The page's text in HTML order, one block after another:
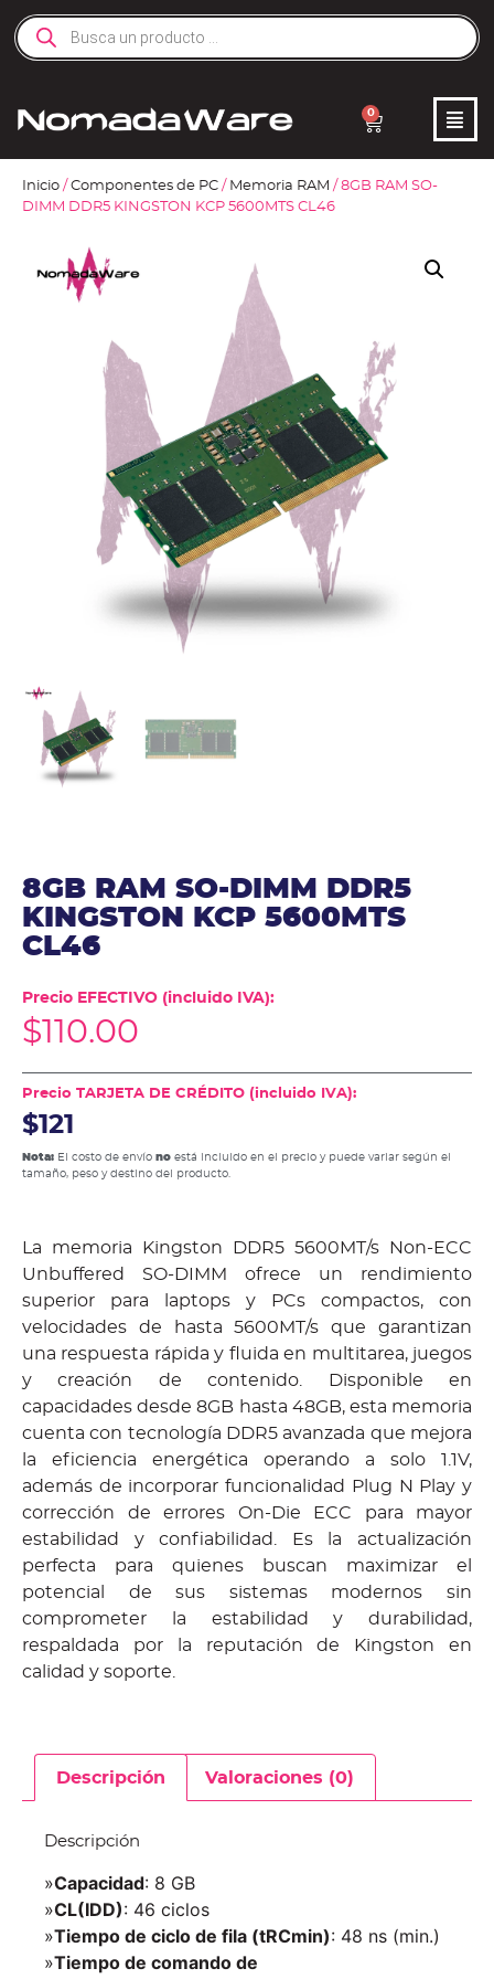
0
Inicio / Componentes de PC / Memoria RAM / 8GB RAM SO-
DIMM DDR5 KINGSTON KCP 5600MTS CL46
8GB RAM SO-DIMM DDR5
KINGSTON KCP 5600MTS
CL46
Precio EFECTIVO (incluido IVA):
$110.00
Precio TARJETA DE CRÉDITO (incluido IVA):
$121
Nota: El costo de envío no está incluido en el precio y puede variar según el
tamaño, peso y destino del producto.
La memoria Kingston DDR5 5600MT/s Non-ECC
Unbuffered SO-DIMM ofrece un rendimiento
superior para laptops y PCs compactos, con
velocidades de hasta 5600MT/s que garantizan
una respuesta rápida y fluida en multitarea, juegos
y creación de contenido. Disponible en
capacidades desde 8GB hasta 48GB, esta memoria
cuenta con tecnología DDR5 avanzada que mejora
la eficiencia energética operando a solo 1.1V,
además de incorporar funcionalidad Plug N Play y
corrección de errores On-Die ECC para mayor
estabilidad y confiabilidad. Es la actualización
perfecta para quienes buscan maximizar el
potencial de sus sistemas modernos sin
comprometer la estabilidad y durabilidad,
respaldada por la reputación de Kingston en
calidad y soporte.
Descripción Valoraciones (0)
Descripción
»Capacidad: 8 GB
»CL(IDD): 46 ciclos
»Tiempo de ciclo de fila (tRCmin): 48 ns (min.)
»Tiempo de comando de